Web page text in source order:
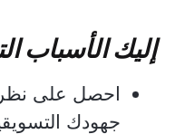
إليك الأسباب
احصل على
جهودك